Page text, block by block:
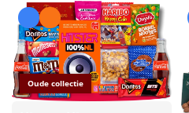
Oude collectie